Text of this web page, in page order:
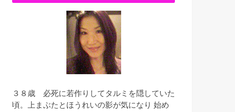
３８歳 必死に若作りしてタルミを隠していた
頃。上まぶたとほうれいの影が気になり 始め